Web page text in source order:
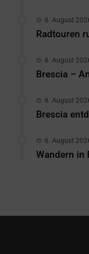
6. August
Radtouren
6. August
Brescia –
6. August
Brescia
6. August
Wandern in